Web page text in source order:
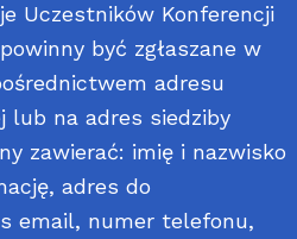
Uczestników Konferencji
być zgłaszane w
adresu
lub na adres siedziby
zawierać: imię i nazwisko
adres do
email, numer telefonu,